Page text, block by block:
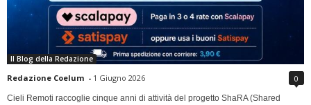
Il Blog della Redazione
Redazione Coelum - 1 Giugno 2026 0
Cieli Remoti raccoglie cinque anni di attività del progetto ShaRA (Shared